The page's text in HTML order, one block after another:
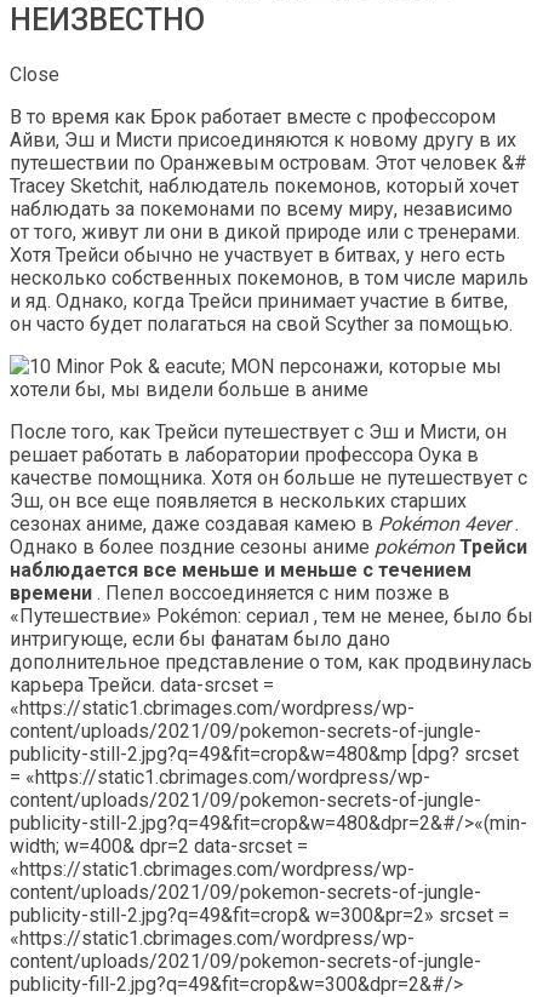
НЕИЗВЕСТНО
Close
В то время как Брок работает вместе с профессором
Айви, Эш и Мисти присоединяются к новому другу в их
путешествии по Оранжевым островам. Этот человек &#
Tracey Sketchit, наблюдатель покемонов, который хочет
наблюдать за покемонами по всему миру, независимо
от того, живут ли они в дикой природе или с тренерами.
Хотя Трейси обычно не участвует в битвах, у него есть
несколько собственных покемонов, в том числе мариль
и яд. Однако, когда Трейси принимает участие в битве,
он часто будет полагаться на свой Scyther за помощью.
После того, как Трейси путешествует с Эш и Мисти, он
решает работать в лаборатории профессора Оука в
качестве помощника. Хотя он больше не путешествует с
Эш, он все еще появляется в нескольких старших
сезонах аниме, даже создавая камею в Pokémon 4ever.
Однако в более поздние сезоны аниме pokémonТрейси
наблюдается все меньше и меньше с течением
времени . Пепел воссоединяется с ним позже в
«Путешествие» Pokémon: сериал , тем не менее, было бы
интригующе, если бы фанатам было дано
дополнительное представление о том, как продвинулась
карьера Трейси. data-srcset =
«https://static1.cbrimages.com/wordpress/wp-
content/uploads/2021/09/pokemon-secrets-of-jungle-
publicity-still-2.jpg?q=49&fit=crop&w=480&mp [dpg? srcset
= «https://static1.cbrimages.com/wordpress/wp-
content/uploads/2021/09/pokemon-secrets-of-jungle-
publicity-still-2.jpg?q=49&fit=crop&w=480&dpr=2&#/>«(min-
width; w=400& dpr=2 data-srcset =
«https://static1.cbrimages.com/wordpress/wp-
content/uploads/2021/09/pokemon-secrets-of-jungle-
publicity-still-2.jpg?q=49&fit=crop& w=300&pr=2» srcset =
«https://static1.cbrimages.com/wordpress/wp-
content/uploads/2021/09/pokemon-secrets-of-jungle-
publicity-fill-2.jpg?q=49&fit=crop&w=300&dpr=2&#/>